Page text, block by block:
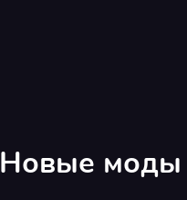
Новые моды